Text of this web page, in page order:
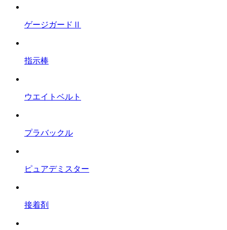
ゲージガードⅡ
指示棒
ウエイトベルト
プラバックル
ピュアデミスター
接着剤